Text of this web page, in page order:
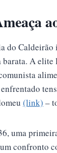
do
barata. A
(link) –
uma
confronto